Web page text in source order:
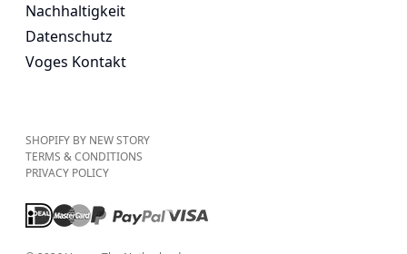
Nachhaltigkeit
Datenschutz
Voges Kontakt
SHOPIFY BY NEW STORY
TERMS & CONDITIONS
PRIVACY POLICY